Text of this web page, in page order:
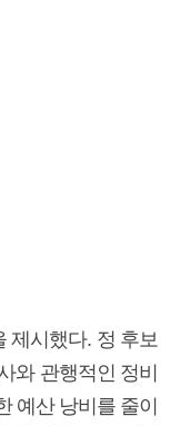
제시했다. 정 후보
와 관행적인 정비
예산 낭비를 줄이